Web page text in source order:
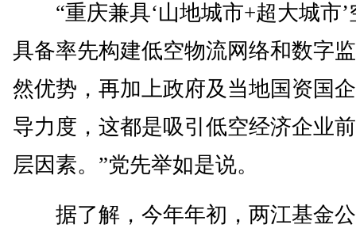
“重庆兼具‘山地城市+超大城市’
具备率先构建低空物流网络和数字
然优势，再加上政府及当地国资国
导力度，这都是吸引低空经济企业
层因素。”党先举如是说。
据了解，今年年初，两江基金公